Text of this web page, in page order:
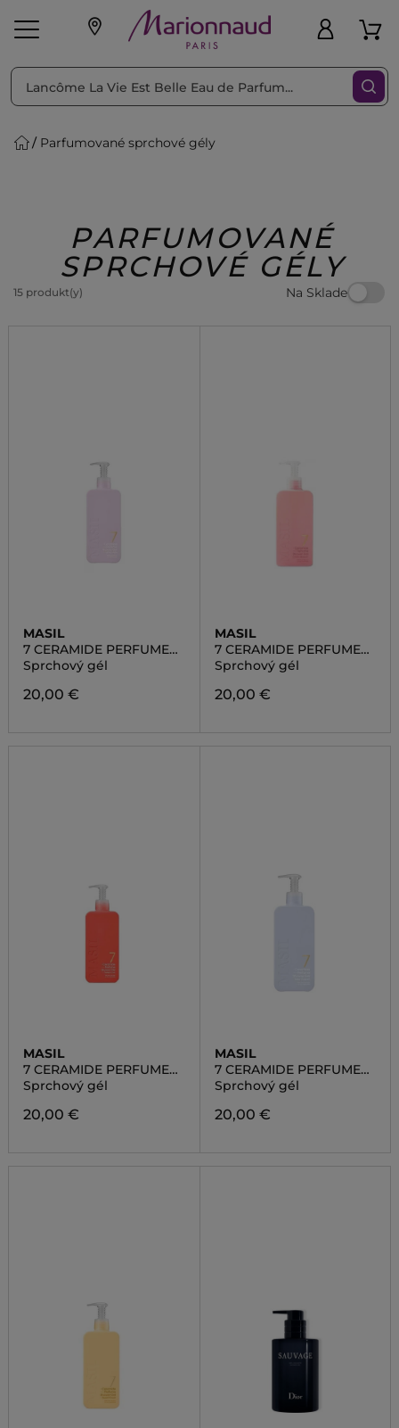
pleť Líčenie Vône
Beauty
Parfumované sprchové gély
PARFUMOVANÉ
SPRCHOVÉ GÉLY
15 produkt(y) Na Sklade
Triediť podľa Filtrovať
MASIL
7 CERAMIDE PERFUME
SHOWER GEL WHITE
MUSK
Sprchový gél
20,00 €
MASIL
7 CERAMIDE PERFUME
SHOWER GEL CHERRY
BLOSSOM
Sprchový gél
20,00 €
MASIL
7 CERAMIDE PERFUME
SHOWER GEL SWEET
LOVE
Sprchový gél
20,00 €
MASIL
7 CERAMIDE PERFUME
SHOWER GEL BABY
POWDER
Sprchový gél
20,00 €